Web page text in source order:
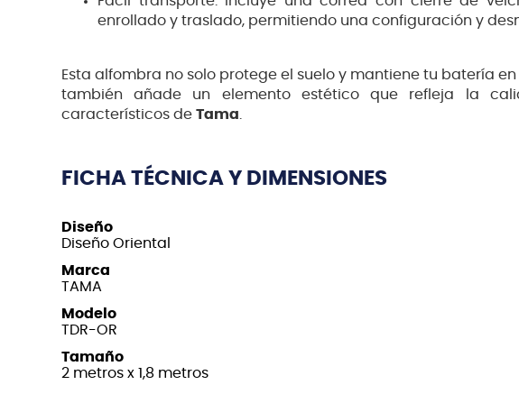
enrollado y traslado, permitiendo una configuración y
Esta alfombra no solo protege el suelo y mantiene tu batería
también añade un elemento estético que refleja la
característicos de Tama.
FICHA TÉCNICA Y DIMENSIONES
Diseño
Diseño Oriental
Marca
TAMA
Modelo
TDR-OR
Tamaño
2 metros x 1,8 metros